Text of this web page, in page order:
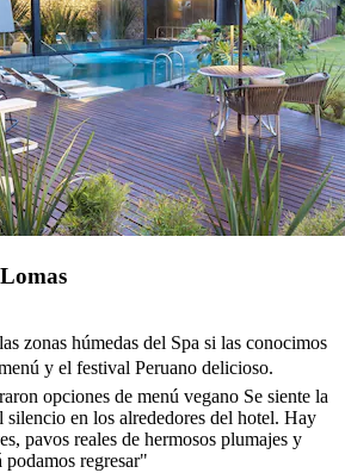
zonas húmedas del Spa si las conocimos
y el festival Peruano delicioso.
opciones de menú vegano Se siente la
silencio en los alrededores del hotel. Hay
pavos reales de hermosos plumajes y
regresar"